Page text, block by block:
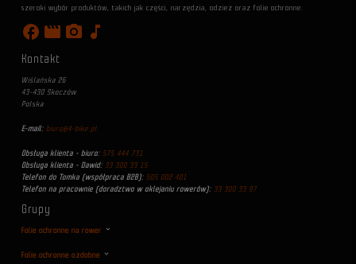
szeroki wybór produktów, takich jak części, narzędzia, odzież oraz folie ochronne.
facebook movie photo_camera music_note
Kontakt
Wiślańska 26
43-430 Skoczów
Polska
E-mail: biuro@4-bike.pl
Obsługa klienta - biuro: 575 444 731
Obsługa klienta - Dawid: 33 300 33 15
Telefon do Tomka (współpraca B2B): 505 002 401
Telefon na pracownie (doradztwo w oklejaniu rowerów): 33 300 33 97
Grupy
Folie ochronne na rower
Folie ochronne ozdobne